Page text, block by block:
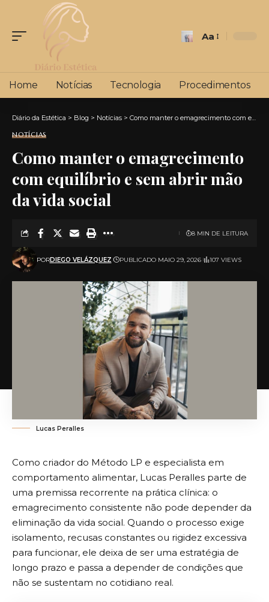
Font
Aa
Home Notícias Tecnologia Procedimentos
Diário da Estética > Blog > Notícias > Como manter o emagrecimento com equilíbrio e sem abrir mão da vida social
NOTÍCIAS
Como manter o emagrecimento
com equilíbrio e sem abrir mão
da vida social
PORDIEGO VELÁZQUEZ PUBLICADO MAIO 29, 2026 107 VIEWS
8 MIN DE LEITURA
Lucas Peralles
Como criador do Método LP e especialista em
comportamento alimentar, Lucas Peralles parte de
uma premissa recorrente na prática clínica: o
emagrecimento consistente não pode depender da
eliminação da vida social. Quando o processo exige
isolamento, recusas constantes ou rigidez excessiva
para funcionar, ele deixa de ser uma estratégia de
longo prazo e passa a depender de condições que
não se sustentam no cotidiano real.